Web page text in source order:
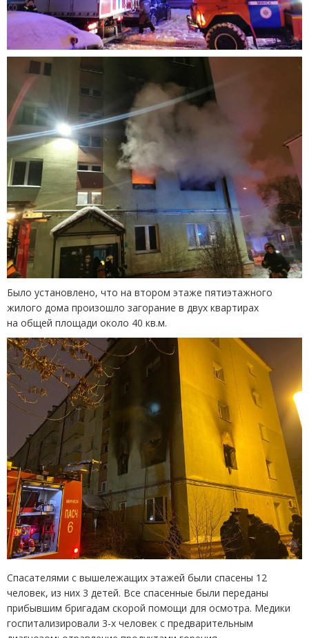
Было установлено, что на втором этаже пятиэтажного
жилого дома произошло загорание в двух квартирах
на общей площади около 40 кв.м.
Спасателями с вышележащих этажей были спасены 12
человек, из них 3 детей. Все спасенные были переданы
прибывшим бригадам скорой помощи для осмотра. Медики
госпитализировали 3-х человек с предварительным